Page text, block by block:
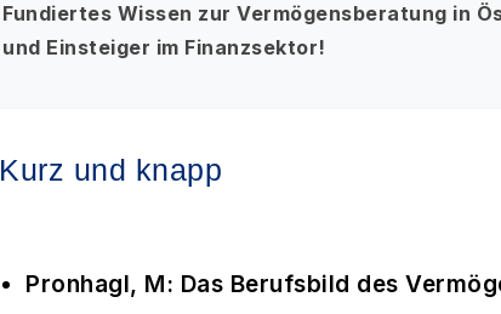
Fundiertes Wissen zur Vermögensberatung in
und Einsteiger im Finanzsektor!
Kurz und knapp
Pronhagl, M: Das Berufsbild des